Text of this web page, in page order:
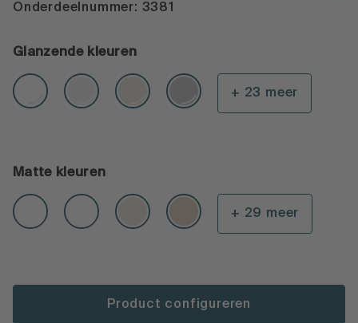
Onderdeelnummer: 3381
Glanzende kleuren
+ 23 meer
Matte kleuren
+ 29 meer
Product configureren